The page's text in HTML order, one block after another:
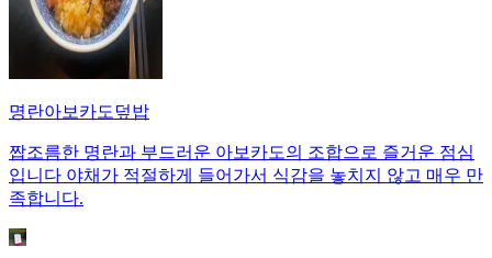
명란아보카도덮밥
짭조름한 명란과 부드러운 아보카도의 조합으로 즐거운 점심
입니다 야채가 적절하게 들어가서 식감을 놓치지 않고 매우 만
족합니다.